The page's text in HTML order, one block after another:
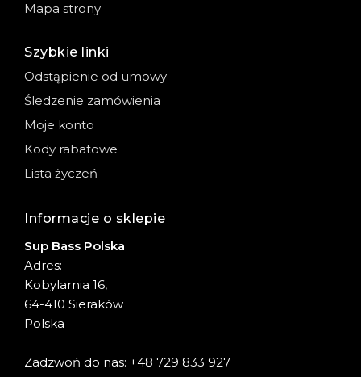
Mapa strony
Szybkie linki
Odstąpienie od umowy
Śledzenie zamówienia
Moje konto
Kody rabatowe
Lista życzeń
Informacje o sklepie
Sup Bass Polska
Adres:
Kobylarnia 16,
64-410 Sieraków
Polska
Zadzwoń do nas: +48 729 833 927